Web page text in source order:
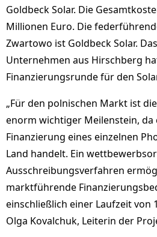
Goldbeck Solar. Die
Millionen Euro. Die
Zwartowo ist Goldbeck Solar.
Unternehmen aus Hirschberg
Finanzierungsrunde für den
„Für den polnischen Markt ist
enorm wichtiger Meilenstein, da
Finanzierung eines einzelnen
Land handelt. Ein
Ausschreibungsverfahren
marktführende
einschließlich einer Laufzeit von
Olga Kovalchuk, Leiterin der